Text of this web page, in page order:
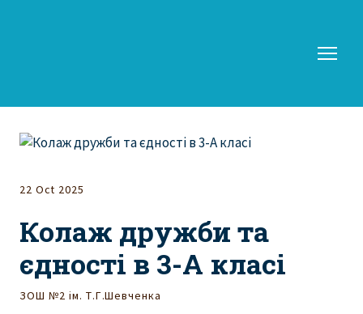
22 Oct 2025
Колаж дружби та
єдності в 3-А класі
ЗОШ №2 ім. Т.Г.Шевченка